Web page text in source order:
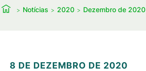
Notícias 2020 Dezembro de 2020
8 DE DEZEMBRO DE 2020